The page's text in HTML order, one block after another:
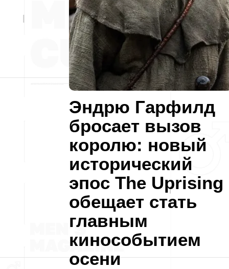
Эндрю Гарфилд
бросает вызов
королю: новый
исторический
эпос The Uprising
обещает стать
главным
кинособытием
осени